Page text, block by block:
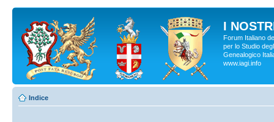
I
Forum Italiano
per lo Studio
Genealogico
www.iagi.info
Indice